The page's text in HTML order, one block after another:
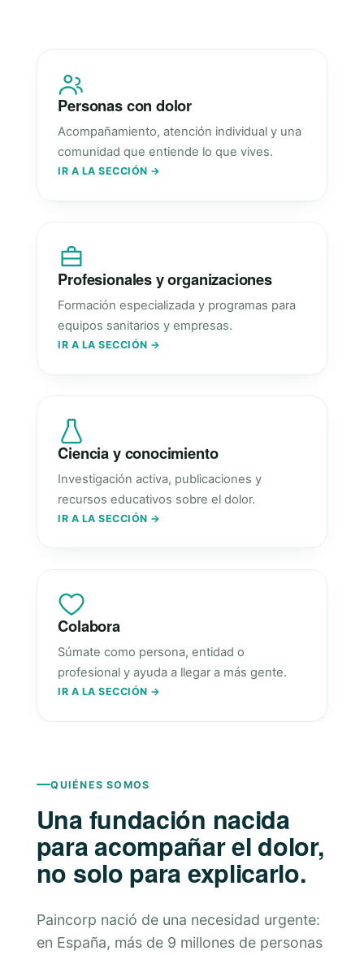
Personas con dolor
Acompañamiento, atención individual y una
comunidad que entiende lo que vives.
IR A LA SECCIÓN →
Profesionales y organizaciones
Formación especializada y programas para
equipos sanitarios y empresas.
IR A LA SECCIÓN →
Ciencia y conocimiento
Investigación activa, publicaciones y
recursos educativos sobre el dolor.
IR A LA SECCIÓN →
Colabora
Súmate como persona, entidad o
profesional y ayuda a llegar a más gente.
IR A LA SECCIÓN →
QUIÉNES SOMOS
Una fundación nacida
para acompañar el dolor,
no solo para explicarlo.
Paincorp nació de una necesidad urgente:
en España, más de 9 millones de personas